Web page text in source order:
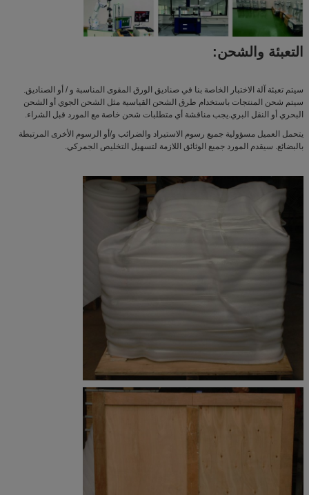
التعبئة والشحن:
سيتم تعبئة آلة الاختبار الخاصة بنا في صناديق الورق المقوى المناسبة و / أو الصناديق.
سيتم شحن المنتجات باستخدام طرق الشحن القياسية مثل الشحن الجوي أو الشحن
البحري أو النقل البري.يجب مناقشة أي متطلبات شحن خاصة مع المورد قبل الشراء.
يتحمل العميل مسؤولية جميع رسوم الاستيراد والضرائب و/أو الرسوم الأخرى المرتبطة
بالبضائع. سيقدم المورد جميع الوثائق اللازمة لتسهيل التخليص الجمركي.